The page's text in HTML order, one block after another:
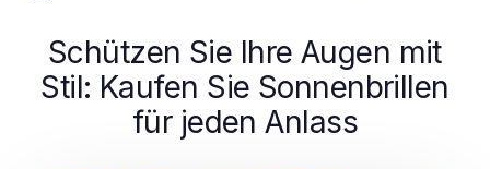
Schützen Sie Ihre Augen mit
Stil: Kaufen Sie Sonnenbrillen
für jeden Anlass